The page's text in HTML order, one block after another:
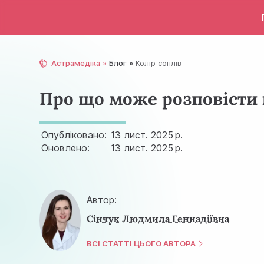
Астрамедіка Блог Колір соплів
Про що може розповісти
Опубліковано: 13 лист. 2025 р.
Оновлено:
13 лист. 2025 р.
Автор:
Сінчук Людмила Геннадіївна
ВСІ СТАТТІ ЦЬОГО АВТОРА